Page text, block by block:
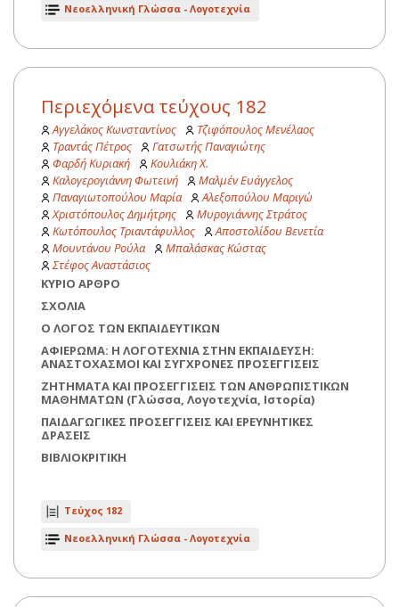
Νεοελληνική Γλώσσα - Λογοτεχνία
Περιεχόμενα τεύχους 182
Αγγελάκος Κωνσταντίνος
Τζιφόπουλος Μενέλαος
Τραντάς Πέτρος
Γατσωτής Παναγιώτης
Φαρδή Κυριακή
Κουλιάκη Χ.
Καλογερογιάννη Φωτεινή
Μαλμέν Ευάγγελος
Παναγιωτοπούλου Μαρία
Αλεξοπούλου Μαριγώ
Χριστόπουλος Δημήτρης
Μυρογιάννης Στράτος
Κωτόπουλος Τριαντάφυλλος
Αποστολίδου Βενετία
Μουντάνου Ρούλα
Μπαλάσκας Κώστας
Στέφος Αναστάσιος
ΚΥΡΙΟ ΑΡΘΡΟ
ΣΧΟΛΙΑ
Ο ΛΟΓΟΣ ΤΩΝ ΕΚΠΑΙΔΕΥΤΙΚΩΝ
ΑΦΙΕΡΩΜΑ: Η ΛΟΓΟΤΕΧΝΙΑ ΣΤΗΝ ΕΚΠΑΙΔΕΥΣΗ:
ΑΝΑΣΤΟΧΑΣΜΟΙ ΚΑΙ ΣΥΓΧΡΟΝΕΣ ΠΡΟΣΕΓΓΙΣΕΙΣ
ΖΗΤΗΜΑΤΑ ΚΑΙ ΠΡΟΣΕΓΓΙΣΕΙΣ ΤΩΝ ΑΝΘΡΩΠΙΣΤΙΚΩΝ
ΜΑΘΗΜΑΤΩΝ (Γλώσσα, Λογοτεχνία, Ιστορία)
ΠΑΙΔΑΓΩΓΙΚΕΣ ΠΡΟΣΕΓΓΙΣΕΙΣ ΚΑΙ ΕΡΕΥΝΗΤΙΚΕΣ
ΔΡΑΣΕΙΣ
ΒΙΒΛΙΟΚΡΙΤΙΚH
Τεύχος 182
Νεοελληνική Γλώσσα - Λογοτεχνία